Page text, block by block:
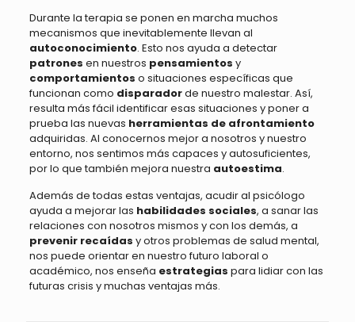
Durante la terapia se ponen en marcha muchos
mecanismos que inevitablemente llevan al
autoconocimiento. Esto nos ayuda a detectar
patrones en nuestros pensamientos y
comportamientos o situaciones específicas que
funcionan como disparadorde nuestro malestar. Así,
resulta más fácil identificar esas situaciones y poner a
prueba las nuevas herramientas de afrontamiento
adquiridas. Al conocernos mejor a nosotros y nuestro
entorno, nos sentimos más capaces y autosuficientes,
por lo que también mejora nuestra autoestima.
Además de todas estas ventajas, acudir al psicólogo
ayuda a mejorar las habilidades sociales, a sanar las
relaciones con nosotros mismos y con los demás, a
prevenir recaídas y otros problemas de salud mental,
nos puede orientar en nuestro futuro laboral o
académico, nos enseña estrategias para lidiar con las
futuras crisis y muchas ventajas más.